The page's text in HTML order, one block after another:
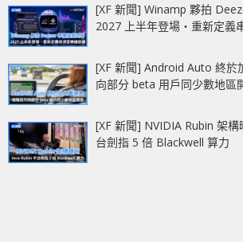
[XF 新聞] Winamp 夥拍
2027 上半年登場‧重新定義
[XF 新聞] Android Auto 終
向部分 beta 用戶同少數地區
[XF 新聞] NVIDIA Rubin 架
台劍指 5 倍 Blackwell 算力